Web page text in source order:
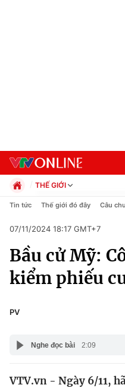
Chuyên mục
Chính trị
Pháp luật
THẾ GIỚI
Chính trị
Pháp luật
Kinh tế
Thể thao
Truyền hình
Công nghệ
Tin tức Thế giới đó đây Câu
07/11/2024 18:17 GMT+7
Bầu cử Mỹ:
kiểm phiếu
PV
Nghe đọc bài 2:09
VTV.vn - Ngày 6/11,